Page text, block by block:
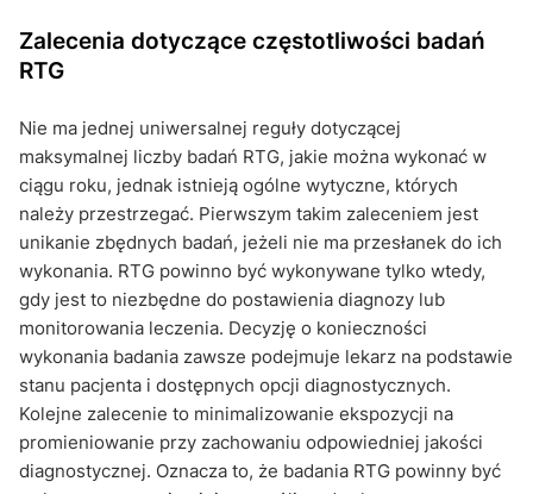
Zalecenia dotyczące częstotliwości badań
RTG
Nie ma jednej uniwersalnej reguły dotyczącej
maksymalnej liczby badań RTG, jakie można wykonać w
ciągu roku, jednak istnieją ogólne wytyczne, których
należy przestrzegać. Pierwszym takim zaleceniem jest
unikanie zbędnych badań, jeżeli nie ma przesłanek do ich
wykonania. RTG powinno być wykonywane tylko wtedy,
gdy jest to niezbędne do postawienia diagnozy lub
monitorowania leczenia. Decyzję o konieczności
wykonania badania zawsze podejmuje lekarz na podstawie
stanu pacjenta i dostępnych opcji diagnostycznych.
Kolejne zalecenie to minimalizowanie ekspozycji na
promieniowanie przy zachowaniu odpowiedniej jakości
diagnostycznej. Oznacza to, że badania RTG powinny być